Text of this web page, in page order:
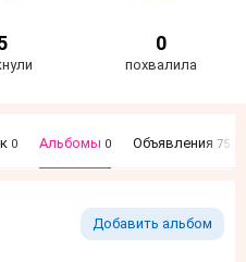
0
похвалила
0 Альбомы 0 Объявления 75
Добавить альбом